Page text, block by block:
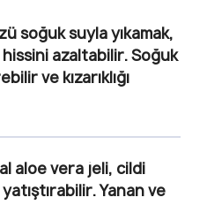
soğuk suyla yıkamak,
azaltabilir. Soğuk
ve kızarıklığı
aloe vera jeli, cildi
Yanan ve